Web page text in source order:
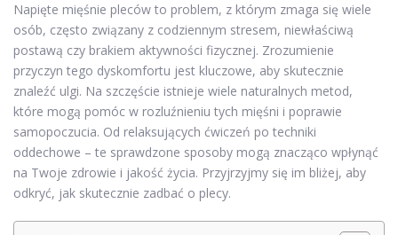
Napięte mięśnie pleców to problem, z którym zmaga się wiele
osób, często związany z codziennym stresem, niewłaściwą
postawą czy brakiem aktywności fizycznej. Zrozumienie
przyczyn tego dyskomfortu jest kluczowe, aby skutecznie
znaleźć ulgi. Na szczęście istnieje wiele naturalnych metod,
które mogą pomóc w rozluźnieniu tych mięśni i poprawie
samopoczucia. Od relaksujących ćwiczeń po techniki
oddechowe – te sprawdzone sposoby mogą znacząco wpłynąć
na Twoje zdrowie i jakość życia. Przyjrzyjmy się im bliżej, aby
odkryć, jak skutecznie zadbać o plecy.